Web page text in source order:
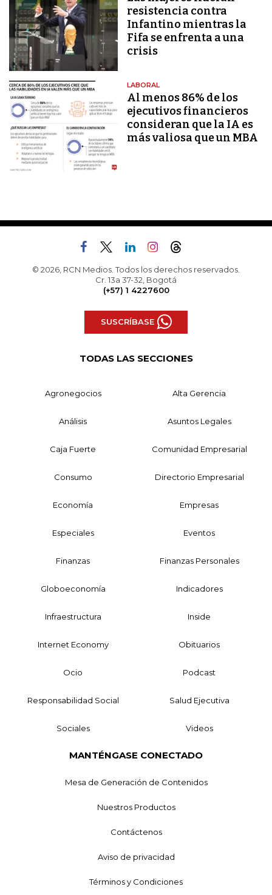
resistencia contra
Infantino mientras la
Fifa se enfrenta a una
crisis
LABORAL
Al menos 86% de los
ejecutivos financieros
consideran que la IA es
más valiosa que un MBA
© 2026, RCN Medios. Todos los derechos reservados.
Cr. 13a 37-32, Bogotá
(+57) 1 4227600
SUSCRÍBASE
TODAS LAS SECCIONES
Agronegocios Alta Gerencia
Análisis Asuntos Legales
Caja Fuerte Comunidad Empresarial
Consumo Directorio Empresarial
Economía Empresas
Especiales Eventos
Finanzas Finanzas Personales
Globoeconomía Indicadores
Infraestructura Inside
Internet Economy Obituarios
Ocio Podcast
Responsabilidad Social Salud Ejecutiva
Sociales Videos
MANTÉNGASE CONECTADO
Mesa de Generación de Contenidos
Nuestros Productos
Contáctenos
Aviso de privacidad
Términos y Condiciones